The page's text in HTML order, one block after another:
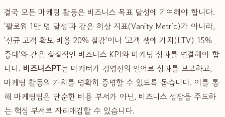
결국 모든 마케팅 활동은 비즈니스 목표 달성에 기여해야 합니다.
'팔로워 1만 명 달성'과 같은 허상 지표(Vanity Metric)가 아니라,
'신규 고객 확보 비용 20% 절감'이나 '고객 생애 가치(LTV) 15%
증대'와 같은 실질적인 비즈니스 KPI와 마케팅 성과를 연결해야 합
니다. 비즈니스PT는 마케터가 경영진의 언어로 성과를 보고하고,
마케팅 활동의 가치를 명확히 증명할 수 있도록 돕습니다. 이를 통
해 마케팅팀은 단순한 비용 부서가 아닌, 비즈니스 성장을 주도하
는 핵심 부서로 자리매김할 수 있습니다.